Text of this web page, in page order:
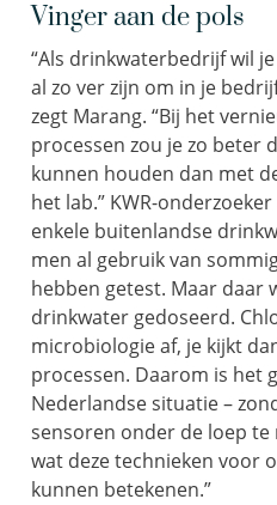
Vinger aan de pols
“Als drinkwaterbedrijf wil
al zo ver zijn om in je
zegt Marang. “Bij het
processen zou je zo beter
kunnen houden dan met
het lab.” KWR-
enkele buitenlandse
men al gebruik van
hebben getest. Maar daar
drinkwater gedoseerd.
microbiologie af, je kijkt
processen. Daarom is het
Nederlandse situatie –
sensoren onder de loep
wat deze technieken voor
kunnen betekenen.”